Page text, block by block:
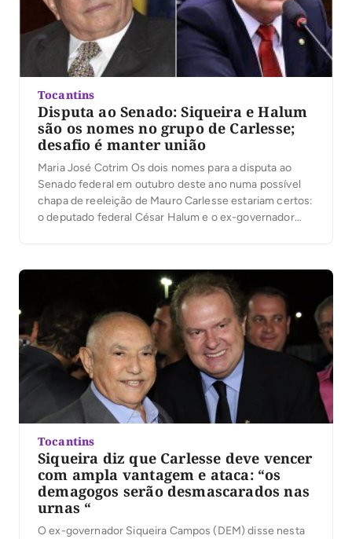
Tocantins
Disputa ao Senado: Siqueira e Halum
são os nomes no grupo de Carlesse;
desafio é manter união
Maria José Cotrim Os dois nomes para a disputa ao
Senado federal em outubro deste ano numa possível
chapa de reeleição de Mauro Carlesse estariam certos:
o deputado federal César Halum e o ex-governador
nome de Halum foi um apelo […]
Tocantins
Siqueira diz que Carlesse deve vencer
com ampla vantagem e ataca: “os
demagogos serão desmascarados nas
urnas “
O ex-governador Siqueira Campos (DEM) disse nesta